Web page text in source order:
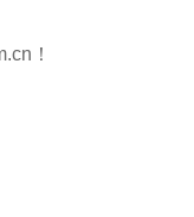
！